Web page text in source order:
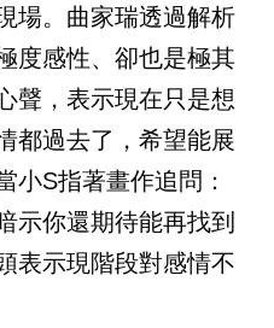
場。曲家瑞透過解析
度感性、卻也是極其
聲，表示現在只是想
都過去了，希望能展
小S指著畫作追問：
示你還期待能再找到
表示現階段對感情不